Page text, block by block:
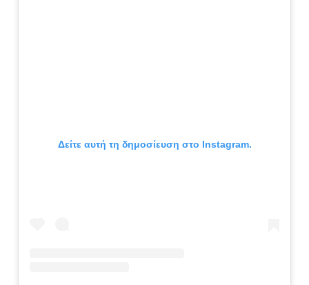
Δείτε αυτή τη δημοσίευση στο Instagram.